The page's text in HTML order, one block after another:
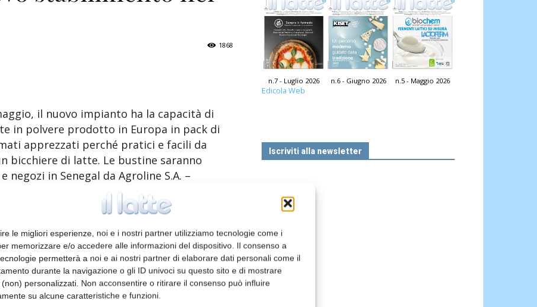
le migliori esperienze, noi e i nostri partner utilizziamo tecnologie come i
memorizzare e/o accedere alle informazioni del dispositivo. Il consenso a
permetterà a noi e ai nostri partner di elaborare dati personali come il
durante la navigazione o gli ID univoci su questo sito e di mostrare
personalizzati. Non acconsentire o ritirare il consenso può influire
su alcune caratteristiche e funzioni.
1868
il nuovo impianto ha la capacità di
in polvere prodotto in Europa in pack di
apprezzati perché pratici e facili da
bicchiere di latte. Le bustine saranno
in Senegal da Agroline S.A. –
ai Paesi vicini come Mali e
una forte rete distributiva sia a
In Senegal Arla è già presente con il latte
intende allargare l’offerta con prodotti a
14 milioni di persone e il suo mercato
ed è prossimo ai 250 milioni di euro a
sono: latte in polvere aromatizzato, latte
del mercato è stimata a +5% all’anno fino
n.7 - Luglio 2026 n.6 - Giugno 2026 n.5 - Maggio 2026
Edicola Web
Iscriviti alla newsletter